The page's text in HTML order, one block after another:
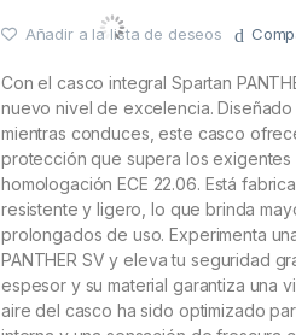
Añadir a la lista de deseos
Con el casco integral Spartan
nuevo nivel de excelencia.
mientras conduces, este casco
protección que supera los
homologación ECE 22.06. Está
resistente y ligero, lo que brinda
prolongados de uso. Experimenta
PANTHER SV y eleva tu seguridad
espesor y su material garantiza una
aire del casco ha sido optimizado